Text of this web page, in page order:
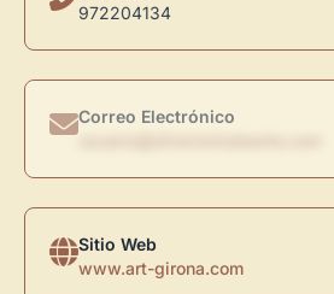
972204134
Correo Electrónico
Sitio Web
www.art-girona.com